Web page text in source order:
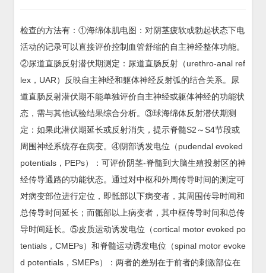
检查的方法有：①海绵体肌电图：对阴茎疲软或勃起状态下电
活动的记录可以直接评价控制血管舒缩的自主神经整体功能。
②尿道直肠反射潜伏期测定：尿道直肠反射（urethro-anal ref
lex，UAR）反映自主神经和躯体神经反射弧的结合关系。尿
道直肠反射潜伏期不能单独评价自主神经或躯体神经的功能状
态，需与其他试验结果综合分析。③球海绵体反射潜伏期测
定：如果此潜伏期延长或反射消失，提示脊髓S2～S4节段或
周围神经系统存在病变。④阴部诱发电位（pudendal evoked
potentials，PEPs）：可评价阴茎-脊髓到大脑生殖投射区的神
经传导通路的功能状态。通过对中枢和外周传导时间的测定可
对病变部位进行定位，即骶部以下病变者，其周围传导时间和
总传导时间延长；而骶部以上病变者，其中枢传导时间和总传
导时间延长。⑤皮质运动诱发电位（cortical motor evoked po
tentials，CMEPs）和脊髓运动诱发电位（spinal motor evoke
d potentials，SMEPs）：两者的差别在于前者的刺激部位在